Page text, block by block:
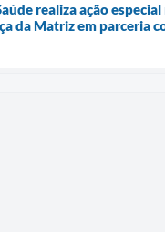
realiza ação
da Matriz em parceria